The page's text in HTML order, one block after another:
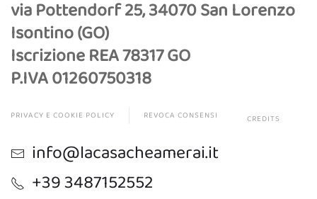
via Pottendorf 25, 34070 San Lorenzo
Isontino (GO)
Iscrizione REA 78317 GO
P.IVA 01260750318
PRIVACY E COOKIE POLICY REVOCA CONSENSI CREDITS
info@lacasacheamerai.it
+39 3487152552